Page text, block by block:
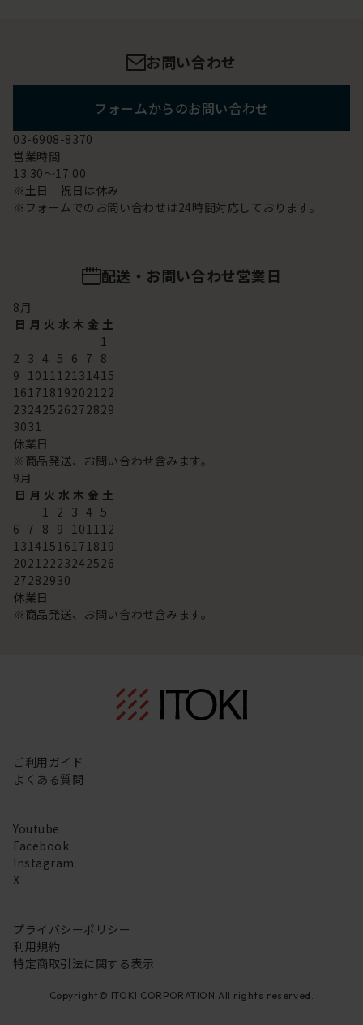
お問い合わせ
フォームからのお問い合わせ
03-6908-8370
営業時間
13:30～17:00
※土日 祝日は休み
※フォームでのお問い合わせは24時間対応しております。
配送・お問い合わせ営業日
8月
日 月 火 水 木 金 土
1
2 3 4 5 6 7 8
9 101112131415
16171819202122
23242526272829
3031
休業日
※商品発送、お問い合わせ含みます。
9月
日 月 火 水 木 金 土
1 2 3 4 5
6 7 8 9 101112
13141516171819
20212223242526
27282930
休業日
※商品発送、お問い合わせ含みます。
ご利用ガイド
よくある質問
Youtube
Facebook
Instagram
X
プライバシーポリシー
利用規約
特定商取引法に関する表示
Copyright© ITOKI CORPORATION All rights reserved.